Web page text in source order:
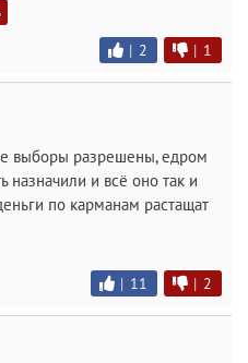
| 2 | 1
выборы разрешены, едром
назначили и всё оно так и
по карманам растащат
| 11 | 2